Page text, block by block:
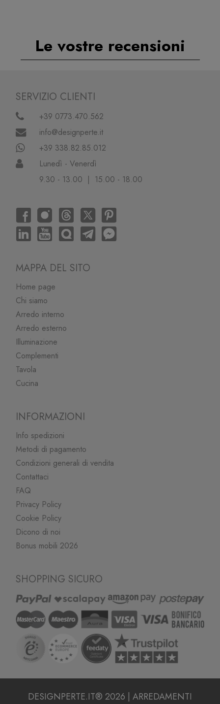
Le vostre recensioni
SERVIZIO CLIENTI
+39 0773.470.562
info@designperte.it
+39 338.82.85.012
Lunedì - Venerdì
9.30 - 13.00 | 15.00 - 18.00
MAPPA DEL SITO
Home page
Chi siamo
Arredo interno
Arredo esterno
Illuminazione
Complementi
Tavola
Cucina
INFORMAZIONI
Info spedizioni
Metodi di pagamento
Condizioni generali di vendita
Contattaci
FAQ
Privacy Policy
Cookie Policy
Dicono di noi
Bonus mobili 2026
SHOPPING SICURO
DESIGNPERTE.IT® 2026 | ARREDAMENTI